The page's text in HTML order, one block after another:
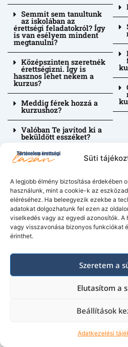
Süti
A legjobb élmény biztosítása érdekében
használunk, mint a cookie-k az
eléréséhez. Ha beleegyezik ezekbe a
adatokat dolgozhatunk fel ezen az
viselkedés vagy az egyedi azonosítók. A
vagy visszavonása bizonyos funkciókat
érinthet.
Szeretem a
Elutasítom a
Beállítások
Adatkezelési
Semmit sem tanultunk
az iskolában az
érettségi feladatokról? Így
is van esélyem mindent
megtanulni?
Középszinten szeretnék
érettségizni. Így is
hasznos lehet nekem a
kurzus?
Meddig férek hozzá a
kurzushoz?
Valóban Te javítod ki a
beküldött esszéket?
Milyen gyorsan
értékeled az esszéket?
Van határideje az
esszék
visszaküldésének?
Az esszéket milyen e-
mail címre kell majd
visszaküldenem, hogy
értékeld őket?
mit
kurzussal